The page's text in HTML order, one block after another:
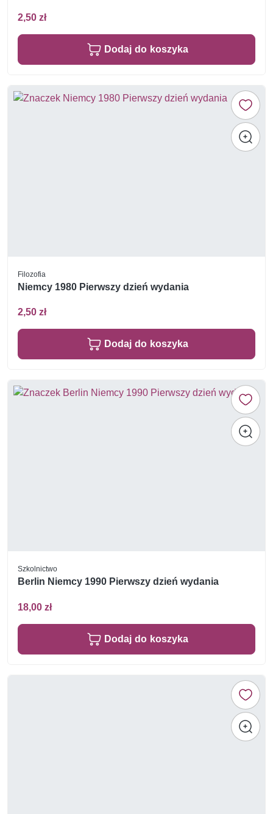
2,50 zł
Dodaj do koszyka
Filozofia
Niemcy 1980 Pierwszy dzień wydania
2,50 zł
Dodaj do koszyka
Szkolnictwo
Berlin Niemcy 1990 Pierwszy dzień wydania
18,00 zł
Dodaj do koszyka